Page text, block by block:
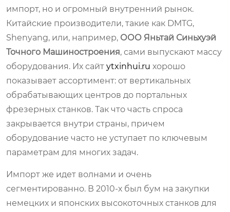
импорт, но и огромный внутренний рынок.
Китайские производители, такие как DMTG,
Shenyang, или, например, ООО Яньтай Синьхуэй
Точного Машиностроения, сами выпускают массу
оборудования. Их сайт ytxinhui.ru хорошо
показывает ассортимент: от вертикальных
обрабатывающих центров до портальных
фрезерных станков. Так что часть спроса
закрывается внутри страны, причем
оборудование часто не уступает по ключевым
параметрам для многих задач.
Импорт же идет волнами и очень
сегментированно. В 2010-х был бум на закупки
немецких и японских высокоточных станков для